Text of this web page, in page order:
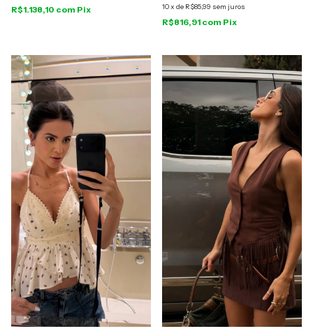
R$1.138,10 com Pix 10x de R$85,99 sem juros
R$816,91 com Pix